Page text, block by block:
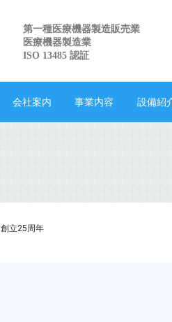
第一種医療機器製造販売業
医療機器製造業
ISO 13485 認証
会社案内 事業内容 設備紹
創立25周年